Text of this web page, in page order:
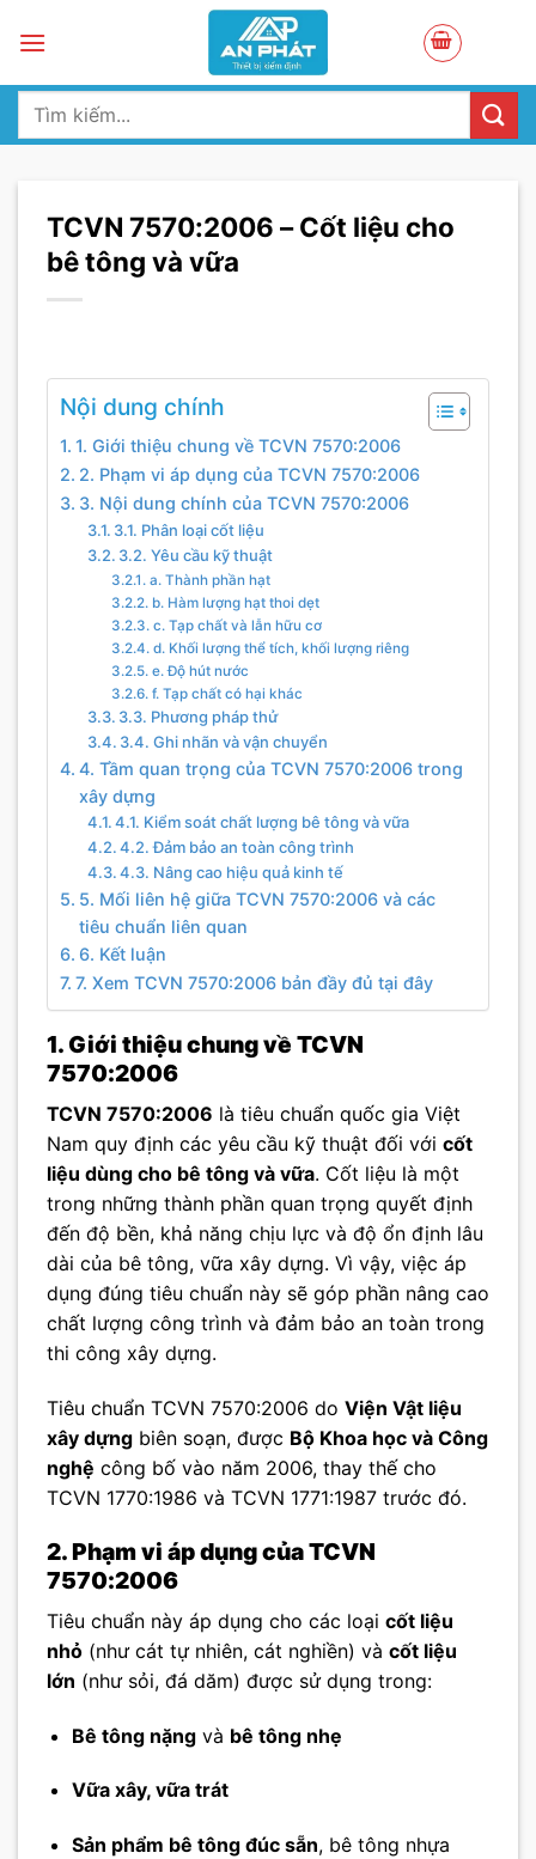
Tìm
TCVN 7570:2006 – Cốt liệu cho
bê tông và vữa
Nội dung chính
1. Giới thiệu chung về TCVN 7570:2006
2. Phạm vi áp dụng của TCVN 7570:2006
3. Nội dung chính của TCVN 7570:2006
3.1. Phân loại cốt liệu
3.2. Yêu cầu kỹ thuật
a. Thành phần hạt
b. Hàm lượng hạt thoi dẹt
c. Tạp chất và lẫn hữu cơ
d. Khối lượng thể tích, khối lượng riêng
e. Độ hút nước
f. Tạp chất có hại khác
3.3. Phương pháp thử
3.4. Ghi nhãn và vận chuyển
4. Tầm quan trọng của TCVN 7570:2006 trong
xây dựng
4.1. Kiểm soát chất lượng bê tông và vữa
4.2. Đảm bảo an toàn công trình
4.3. Nâng cao hiệu quả kinh tế
5. Mối liên hệ giữa TCVN 7570:2006 và các
tiêu chuẩn liên quan
6. Kết luận
7. Xem TCVN 7570:2006 bản đầy đủ tại đây
1. Giới thiệu chung về TCVN
7570:2006
TCVN 7570:2006 là tiêu chuẩn quốc gia Việt
Nam quy định các yêu cầu kỹ thuật đối với cốt
liệu dùng cho bê tông và vữa. Cốt liệu là một
trong những thành phần quan trọng quyết định
đến độ bền, khả năng chịu lực và độ ổn định lâu
dài của bê tông, vữa xây dựng. Vì vậy, việc áp
dụng đúng tiêu chuẩn này sẽ góp phần nâng cao
chất lượng công trình và đảm bảo an toàn trong
thi công xây dựng.
Tiêu chuẩn TCVN 7570:2006 do Viện Vật liệu
xây dựng biên soạn, được Bộ Khoa học và Công
nghệ công bố vào năm 2006, thay thế cho
TCVN 1770:1986 và TCVN 1771:1987 trước đó.
2. Phạm vi áp dụng của TCVN
7570:2006
Tiêu chuẩn này áp dụng cho các loại cốt liệu
nhỏ (như cát tự nhiên, cát nghiền) và cốt liệu
lớn (như sỏi, đá dăm) được sử dụng trong:
Bê tông nặngvà bê tông nhẹ
Vữa xây, vữa trát
Sản phẩm bê tông đúc sẵn, bê tông nhựa